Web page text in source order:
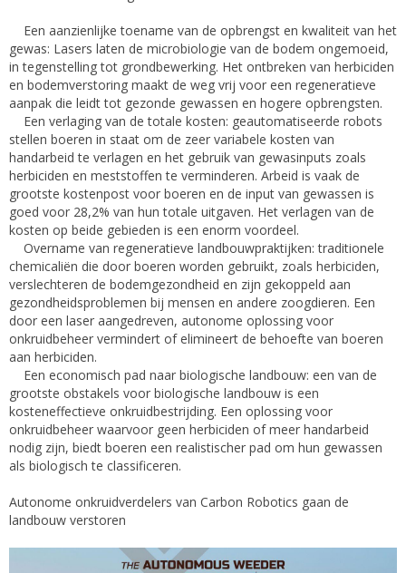
Een aanzienlijke toename van de opbrengst en kwaliteit van het
gewas: Lasers laten de microbiologie van de bodem ongemoeid,
in tegenstelling tot grondbewerking. Het ontbreken van herbiciden
en bodemverstoring maakt de weg vrij voor een regeneratieve
aanpak die leidt tot gezonde gewassen en hogere opbrengsten.
Een verlaging van de totale kosten: geautomatiseerde robots
stellen boeren in staat om de zeer variabele kosten van
handarbeid te verlagen en het gebruik van gewasinputs zoals
herbiciden en meststoffen te verminderen. Arbeid is vaak de
grootste kostenpost voor boeren en de input van gewassen is
goed voor 28,2% van hun totale uitgaven. Het verlagen van de
kosten op beide gebieden is een enorm voordeel.
Overname van regeneratieve landbouwpraktijken: traditionele
chemicaliën die door boeren worden gebruikt, zoals herbiciden,
verslechteren de bodemgezondheid en zijn gekoppeld aan
gezondheidsproblemen bij mensen en andere zoogdieren. Een
door een laser aangedreven, autonome oplossing voor
onkruidbeheer vermindert of elimineert de behoefte van boeren
aan herbiciden.
Een economisch pad naar biologische landbouw: een van de
grootste obstakels voor biologische landbouw is een
kosteneffectieve onkruidbestrijding. Een oplossing voor
onkruidbeheer waarvoor geen herbiciden of meer handarbeid
nodig zijn, biedt boeren een realistischer pad om hun gewassen
als biologisch te classificeren.
Autonome onkruidverdelers van Carbon Robotics gaan de
landbouw verstoren